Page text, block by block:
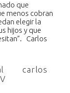
que
menos cobran
elegir la
hijos y que
Carlos
carlos